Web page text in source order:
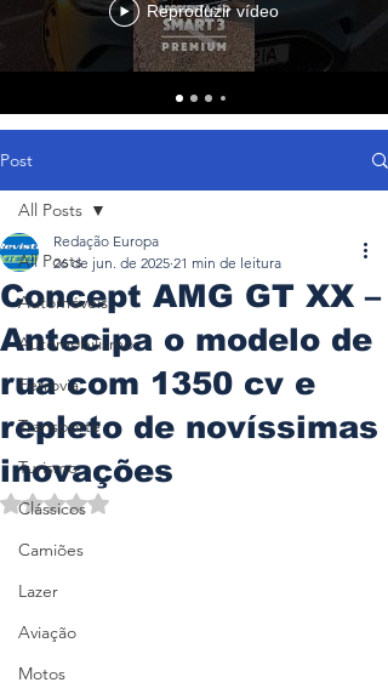
Reproduzir vídeo
Post
All Posts
Automóveis
Automobilismo
Ferrovia
Transporte
Turismo
Clássicos
Camiões
Lazer
Aviação
Motos
All Posts
Concept AMG GT XX –
Antecipa o modelo de
rua com 1350 cv e
repleto de novíssimas
inovações
Redação Europa
26 de jun. de 2025 21 min de leitura
Avaliado com NaN de 5 estrelas.